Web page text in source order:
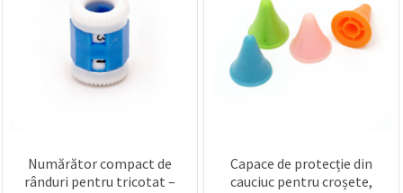
Numărător compact de
rânduri pentru tricotat –
Capace de protecție din
cauciuc pentru croșete,